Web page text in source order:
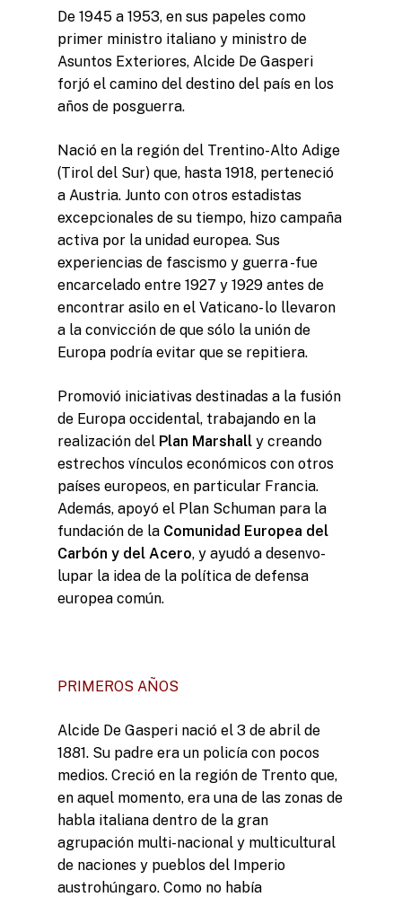
De 1945 a 1953, en sus papeles como
primer ministro italiano y ministro de
Asuntos Exteriores, Alcide De Gasperi
forjó el camino del destino del país en los
años de posguerra.
Nació en la región del Trentino-Alto Adige
(Tirol del Sur) que, hasta 1918, perteneció
a Austria. Junto con otros estadistas
excepcionales de su tiempo, hizo campaña
activa por la unidad europea. Sus
experiencias de fascismo y guerra -fue
encarcelado entre 1927 y 1929 antes de
encontrar asilo en el Vaticano- lo llevaron
a la convicción de que sólo la unión de
Europa podría evitar que se repitiera.
Promovió iniciativas destinadas a la fusión
de Europa occidental, trabajando en la
realización del Plan Marshall y creando
estrechos vínculos económicos con otros
países europeos, en particular Francia.
Además, apoyó el Plan Schuman para la
fundación de la Comunidad Europea del
Carbón y del Acero, y ayudó a desenvo-
lupar la idea de la política de defensa
europea común.
PRIMEROS AÑOS
Alcide De Gasperi nació el 3 de abril de
1881. Su padre era un policía con pocos
medios. Creció en la región de Trento que,
en aquel momento, era una de las zonas de
habla italiana dentro de la gran
agrupación multi-nacional y multicultural
de naciones y pueblos del Imperio
austrohúngaro. Como no había